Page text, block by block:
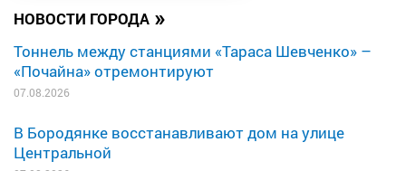
НОВОСТИ ГОРОДА »
Тоннель между станциями «Тараса Шевченко» –
«Почайна» отремонтируют
07.08.2026
В Бородянке восстанавливают дом на улице
Центральной